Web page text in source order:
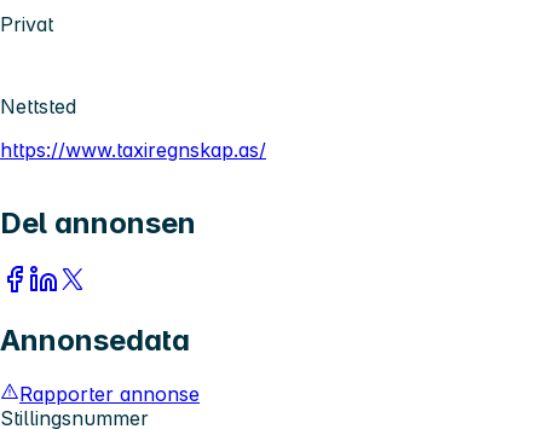
Privat
Nettsted
https://www.taxiregnskap.as/
Del annonsen
Annonsedata
Rapporter annonse
Stillingsnummer